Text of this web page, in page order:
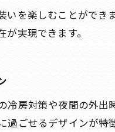
いを楽しむことがで
実現できます。
房対策や夜間の外
ごせるデザインが特徴